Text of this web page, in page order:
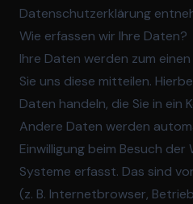
Datenschutzerklärung
Wie erfassen wir Ihre Daten?
Ihre Daten werden zum
Sie uns diese mitteilen.
Daten handeln, die Sie in ein
Andere Daten werden
Einwilligung beim Besuch
Systeme erfasst. Das sind
(z. B. Internetbrowser,